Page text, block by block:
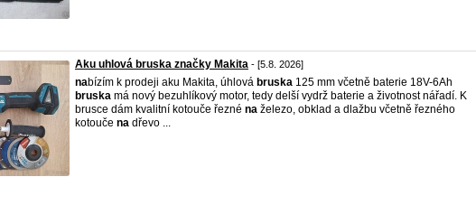
Aku uhlová bruska značky Makita - [5.8. 2026]
nabízím k prodeji aku Makita, úhlová bruska 125 mm včetně baterie 18V-6Ah
bruska má nový bezuhlíkový motor, tedy delší vydrž baterie a životnost nářadí. K
brusce dám kvalitní kotouče řezné na železo, obklad a dlažbu včetně řezného
kotouče na dřevo ...